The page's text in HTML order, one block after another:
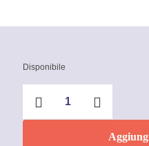
Disponibile
e